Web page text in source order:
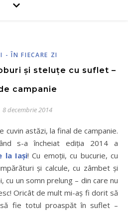
- ÎN FIECARE ZI
și steluțe cu suflet –
campanie
8 decembrie 2014
s-a încheiat ediția 2014 a
la Iași! Cu emoții, cu bucurie, cu
și calcule, cu zâmbet și
cu un somn prelung – din care nu
Oricât de mult mi-aș fi dorit să
fie totul proaspăt în suflet –